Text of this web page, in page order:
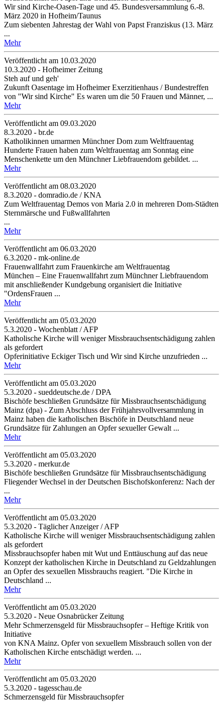
Wir sind Kirche-Oasen-Tage und 45. Bundesversammlung 6.-8.
März 2020 in Hofheim/Taunus
Zum siebenten Jahrestag der Wahl von Papst Franziskus (13. März
...
Mehr
Veröffentlicht am 10­.03.2020
10.3.2020 - Hofheimer Zeitung
Steh auf und geh'
Zukunft Oasentage im Hofheimer Exerzitienhaus / Bundestreffen
von "Wir sind Kirche" Es waren um die 50 Frauen und Männer, ...
Mehr
Veröffentlicht am 09­.03.2020
8.3.2020 - br.de
Katholikinnen umarmen Münchner Dom zum Weltfrauentag
Hunderte Frauen haben zum Weltfrauentag am Sonntag eine
Menschenkette um den Münchner Liebfrauendom gebildet. ...
Mehr
Veröffentlicht am 08­.03.2020
8.3.2020 - domradio.de / KNA
Zum Weltfrauentag Demos von Maria 2.0 in mehreren Dom-Städten
Sternmärsche und Fußwallfahrten
...
Mehr
Veröffentlicht am 06­.03.2020
6.3.2020 - mk-online.de
Frauenwallfahrt zum Frauenkirche am Weltfrauentag
München – Eine Frauenwallfahrt zum Münchner Liebfrauendom
mit anschließender Kundgebung organisiert die Initiative
"OrdensFrauen ...
Mehr
Veröffentlicht am 05­.03.2020
5.3.2020 - Wochenblatt / AFP
Katholische Kirche will weniger Missbrauchsentschädigung zahlen
als gefordert
Opferinitiative Eckiger Tisch und Wir sind Kirche unzufrieden ...
Mehr
Veröffentlicht am 05­.03.2020
5.3.2020 - sueddeutsche.de / DPA
Bischöfe beschließen Grundsätze für Missbrauchsentschädigung
Mainz (dpa) - Zum Abschluss der Frühjahrsvollversammlung in
Mainz haben die katholischen Bischöfe in Deutschland neue
Grundsätze für Zahlungen an Opfer sexueller Gewalt ...
Mehr
Veröffentlicht am 05­.03.2020
5.3.2020 - merkur.de
Bischöfe beschließen Grundsätze für Missbrauchsentschädigung
Fliegender Wechsel in der Deutschen Bischofskonferenz: Nach der
...
Mehr
Veröffentlicht am 05­.03.2020
5.3.2020 - Täglicher Anzeiger / AFP
Katholische Kirche will weniger Missbrauchsentschädigung zahlen
als gefordert
Missbrauchsopfer haben mit Wut und Enttäuschung auf das neue
Konzept der katholischen Kirche in Deutschland zu Geldzahlungen
an Opfer des sexuellen Missbrauchs reagiert. "Die Kirche in
Deutschland ...
Mehr
Veröffentlicht am 05­.03.2020
5.3.2020 - Neue Osnabrücker Zeitung
Mehr Schmerzensgeld für Missbrauchsopfer – Heftige Kritik von
Initiative
von KNA Mainz. Opfer von sexuellem Missbrauch sollen von der
Katholischen Kirche entschädigt werden. ...
Mehr
Veröffentlicht am 05­.03.2020
5.3.2020 - tagesschau.de
Schmerzensgeld für Missbrauchsopfer